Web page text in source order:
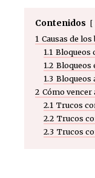
Contenidos
1 Causas de
1.1 Bloqueos
1.2 Bloqueos
1.3 Bloqueos
2 Cómo vencer
2.1 Trucos
2.2 Trucos
2.3 Trucos